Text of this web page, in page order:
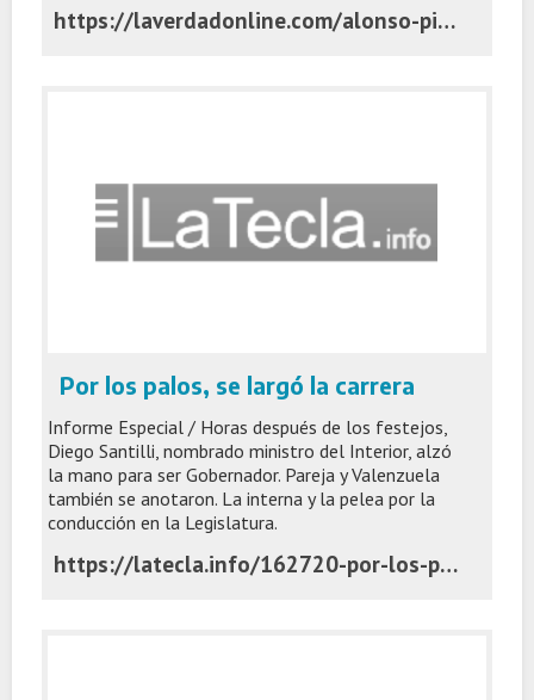
https://laverdadonline.com/alonso-pidio-avanzar-con-boleta-unica-en-la-provincia-de-buenos-aires/
Por los palos, se largó la carrera
Informe Especial / Horas después de los festejos,
Diego Santilli, nombrado ministro del Interior, alzó
la mano para ser Gobernador. Pareja y Valenzuela
también se anotaron. La interna y la pelea por la
conducción en la Legislatura.
https://latecla.info/162720-por-los-palos-se-largo-la-carrera